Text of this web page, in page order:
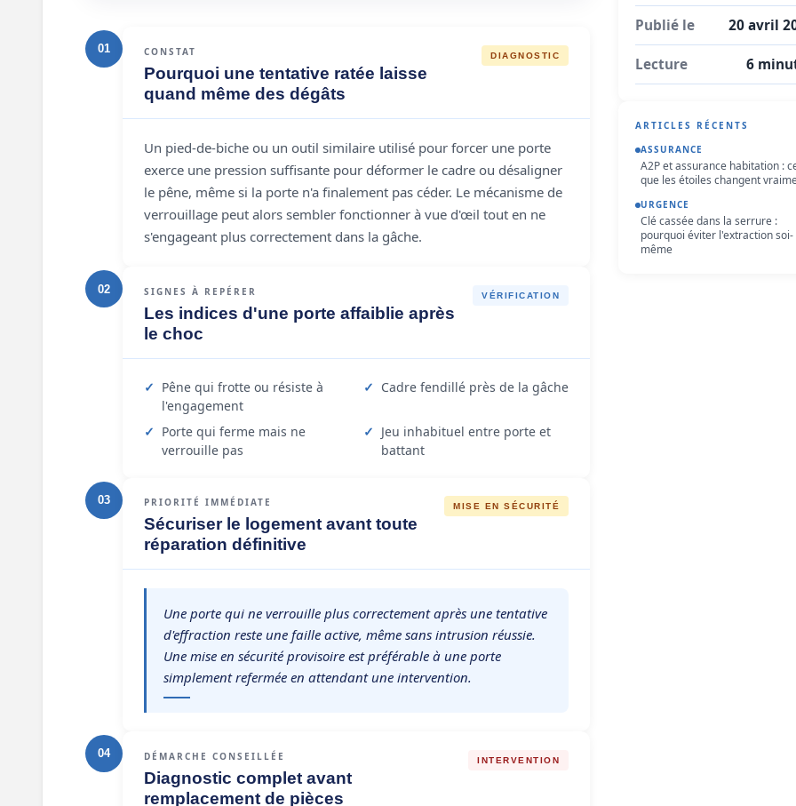
01 CONSTAT
Pourquoi une tentative ratée laisse
quand même des dégâts
DIAGNOSTIC
Un pied-de-biche ou un outil similaire utilisé pour forcer une porte
exerce une pression suffisante pour déformer le cadre ou désaligner
le pêne, même si la porte n'a finalement pas céder. Le mécanisme de
verrouillage peut alors sembler fonctionner à vue d'œil tout en ne
s'engageant plus correctement dans la gâche.
02 SIGNES À REPÉRER
Les indices d'une porte affaiblie après
le choc
VÉRIFICATION
Pêne qui frotte ou résiste à
l'engagement
Cadre fendillé près de la gâche
Porte qui ferme mais ne
verrouille pas
Jeu inhabituel entre porte et
battant
03 PRIORITÉ IMMÉDIATE
Sécuriser le logement avant toute
réparation définitive
MISE EN SÉCURITÉ
Une porte qui ne verrouille plus correctement après une tentative
d'effraction reste une faille active, même sans intrusion réussie.
Une mise en sécurité provisoire est préférable à une porte
simplement refermée en attendant une intervention.
04 DÉMARCHE CONSEILLÉE
Diagnostic complet avant
remplacement de pièces
INTERVENTION
Publié le 20 avril
Lecture 6
ARTICLES RÉCENTS
ASSURANCE
A2P et assurance habitation :
que les étoiles changent
URGENCE
Clé cassée dans la serrure :
pourquoi éviter l'extraction soi-
même